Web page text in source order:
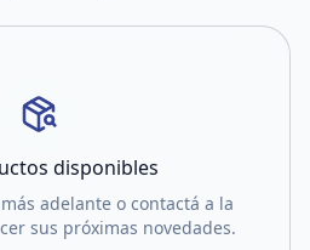
disponibles
adelante o contactá a la
sus próximas novedades.